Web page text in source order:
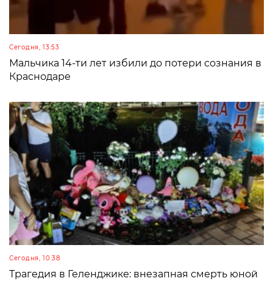
Сегодня, 13:53
Мальчика 14-ти лет избили до потери сознания в
Краснодаре
Сегодня, 10:38
Трагедия в Геленджике: внезапная смерть юной